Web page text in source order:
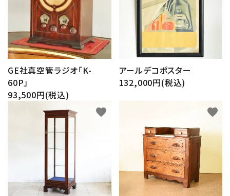
GE社真空管ラジオ「K-
60P」
93,500円(税込)
アールデコポスター
132,000円(税込)
favorite favorite